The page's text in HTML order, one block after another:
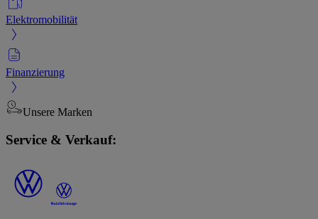
Elektromobilität
Finanzierung
Unsere Marken
Service & Verkauf: